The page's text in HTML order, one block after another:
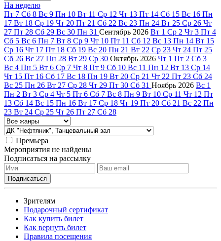
На неделю
Пт 7 Сб 8 Вс 9 Пн 10 Вт 11 Ср 12 Чт 13 Пт 14 Сб 15 Вс 16 Пн
17 Вт 18 Ср 19 Чт 20 Пт 21 Сб 22 Вс 23 Пн 24 Вт 25 Ср 26 Чт
27 Пт 28 Сб 29 Вс 30 Пн 31 Сентябрь 2026 Вт 1 Ср 2 Чт 3 Пт 4
Сб 5 Вс 6 Пн 7 Вт 8 Ср 9 Чт 10 Пт 11 Сб 12 Вс 13 Пн 14 Вт 15
Ср 16 Чт 17 Пт 18 Сб 19 Вс 20 Пн 21 Вт 22 Ср 23 Чт 24 Пт 25
Сб 26 Вс 27 Пн 28 Вт 29 Ср 30 Октябрь 2026 Чт 1 Пт 2 Сб 3
Вс 4 Пн 5 Вт 6 Ср 7 Чт 8 Пт 9 Сб 10 Вс 11 Пн 12 Вт 13 Ср 14
Чт 15 Пт 16 Сб 17 Вс 18 Пн 19 Вт 20 Ср 21 Чт 22 Пт 23 Сб 24
Вс 25 Пн 26 Вт 27 Ср 28 Чт 29 Пт 30 Сб 31 Ноябрь 2026 Вс 1
Пн 2 Вт 3 Ср 4 Чт 5 Пт 6 Сб 7 Вс 8 Пн 9 Вт 10 Ср 11 Чт 12 Пт
13 Сб 14 Вс 15 Пн 16 Вт 17 Ср 18 Чт 19 Пт 20 Сб 21 Вс 22 Пн
23 Вт 24 Ср 25 Чт 26 Пт 27 Сб 28
Премьера
Мероприятия не найдены
Подписаться на рассылку
Зрителям
Подарочный сертификат
Как купить билет
Как вернуть билет
Правила посещения